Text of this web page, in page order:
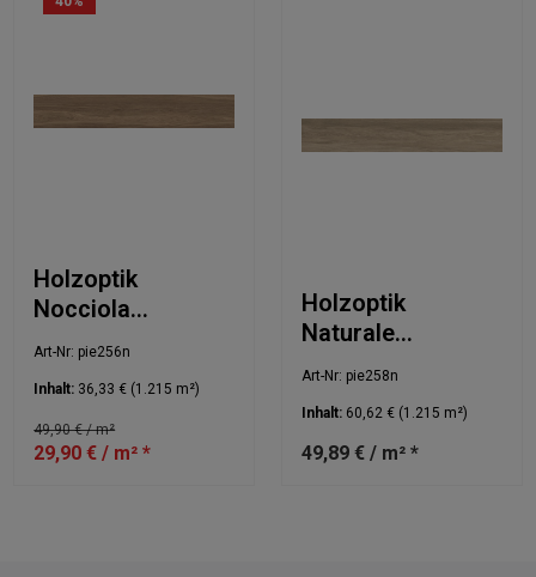
Holzoptik
Nocciola
22,5x90cm NIP
Art-Nr: pie256n
Inhalt: 36,33 € (1.215 m²)
49,90 € / m²
29,90 € / m² *
Holzoptik
Naturale
22,5x90cm NIP
Art-Nr: pie258n
Inhalt: 60,62 € (1.215 m²)
49,89 € / m² *